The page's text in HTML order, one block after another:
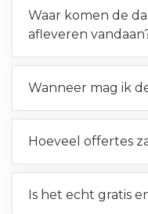
Waar komen de
afleveren
Wanneer mag ik
Hoeveel offertes
Is het echt gratis